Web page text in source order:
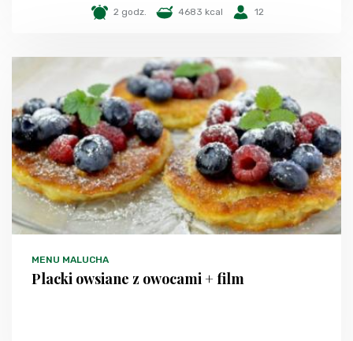
2 godz. 4683 kcal 12
MENU MALUCHA
Placki owsiane z owocami + film